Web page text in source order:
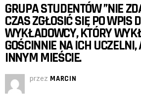
GRUPA STUDENTÓW ”NIE
CZAS ZGŁOSIĆ SIĘ PO WPIS
WYKŁADOWCY, KTÓRY
GOŚCINNIE NA ICH
INNYM MIEŚCIE.
przez MARCIN